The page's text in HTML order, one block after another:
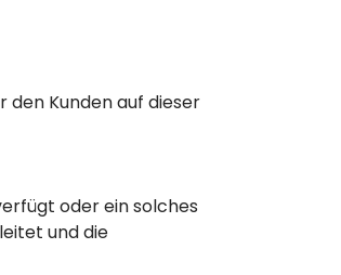
den Kunden auf dieser
oder ein solches
und die